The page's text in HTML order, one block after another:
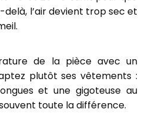
l’air devient trop sec et
de la pièce avec un
plutôt ses vêtements :
et une gigoteuse au
toute la différence.